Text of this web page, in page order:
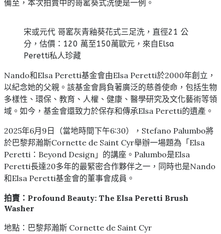
備至，本次拍賣中的哥窰葵式洗便是一例。
宋或元代 哥窰灰青釉葵花式三足洗，直徑21 公
分，估價：120 萬至150萬歐元，來自Elsa
Peretti私人珍藏
Nando和Elsa Peretti基金會由Elsa Peretti於2000年創立，
以紀念她的父親。該基金會肩負著廣泛的慈善使命，包括生物
多樣性、環保、教育、人權、健康、醫學研究及文化藝術等領
域。如今，基金會還致力於保存和傳承Elsa Peretti的遺產。
2025年6月9日（當地時間下午6:30），Stefano Palumbo將
於巴黎邦瀚斯Cornette de Saint Cyr舉辦一場題為「Elsa
Peretti：Beyond Design」的講座。Palumbo是Elsa
Peretti長達20多年的最緊密合作夥伴之一，同時也是Nando
和Elsa Peretti基金會的董事會成員。
拍賣： Profound Beauty: The Elsa Peretti Brush
Washer
地點：巴黎邦瀚斯 Cornette de Saint Cyr